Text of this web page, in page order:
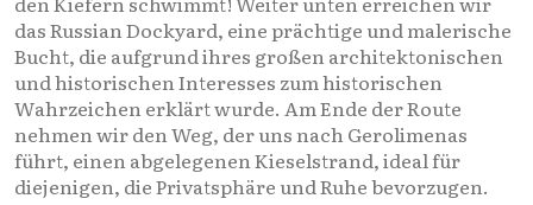
das Russian Dockyard, eine prächtige und malerische
Bucht, die aufgrund ihres großen architektonischen
und historischen Interesses zum historischen
Wahrzeichen erklärt wurde. Am Ende der Route
nehmen wir den Weg, der uns nach Gerolimenas
führt, einen abgelegenen Kieselstrand, ideal für
diejenigen, die Privatsphäre und Ruhe bevorzugen.